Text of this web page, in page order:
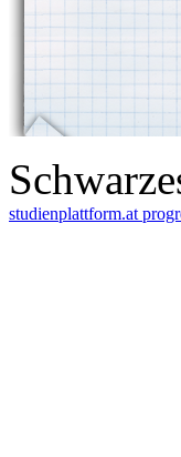
studienplattform.at